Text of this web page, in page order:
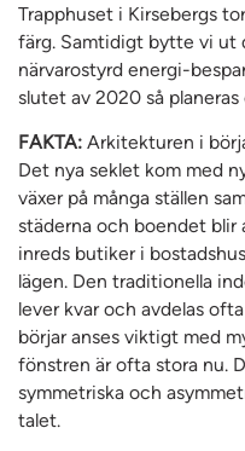
Trapphuset i Kirsebergs
färg. Samtidigt bytte vi ut
närvarostyrd energi-
slutet av 2020 så
FAKTA: Arkitekturen i
Det nya seklet kom med
växer på många ställen
städerna och boendet blir
inreds butiker i
lägen. Den traditionella
lever kvar och avdelas
börjar anses viktigt med
fönstren är ofta stora nu.
symmetriska och
talet.